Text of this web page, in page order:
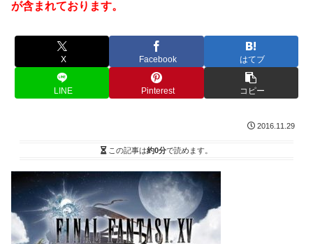
が含まれております。
X Facebook はてブ
LINE Pinterest コピー
2016.11.29
この記事は約0分で読めます。